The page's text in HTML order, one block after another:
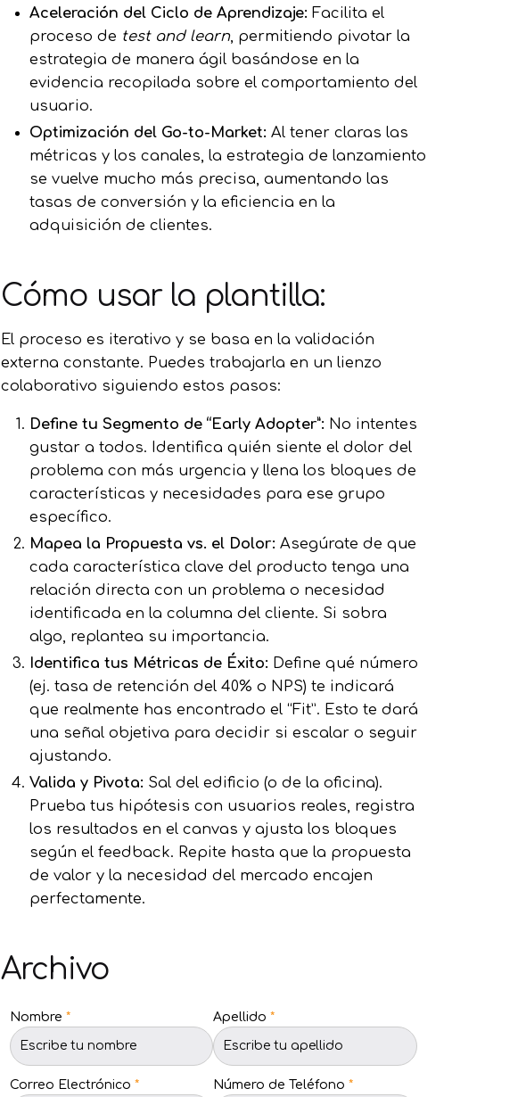
Aceleración del Ciclo de Aprendizaje: Facilita el
proceso de test and learn, permitiendo pivotar la
estrategia de manera ágil basándose en la
evidencia recopilada sobre el comportamiento del
usuario.
Optimización del Go-to-Market: Al tener claras las
métricas y los canales, la estrategia de lanzamiento
se vuelve mucho más precisa, aumentando las
tasas de conversión y la eficiencia en la
adquisición de clientes.
Cómo usar la plantilla:
El proceso es iterativo y se basa en la validación
externa constante. Puedes trabajarla en un lienzo
colaborativo siguiendo estos pasos:
Define tu Segmento de “Early Adopter”: No intentes
gustar a todos. Identifica quién siente el dolor del
problema con más urgencia y llena los bloques de
características y necesidades para ese grupo
específico.
Mapea la Propuesta vs. el Dolor: Asegúrate de que
cada característica clave del producto tenga una
relación directa con un problema o necesidad
identificada en la columna del cliente. Si sobra
algo, replantea su importancia.
Identifica tus Métricas de Éxito: Define qué número
(ej. tasa de retención del 40% o NPS) te indicará
que realmente has encontrado el “Fit”. Esto te dará
una señal objetiva para decidir si escalar o seguir
ajustando.
Valida y Pivota: Sal del edificio (o de la oficina).
Prueba tus hipótesis con usuarios reales, registra
los resultados en el canvas y ajusta los bloques
según el feedback. Repite hasta que la propuesta
de valor y la necesidad del mercado encajen
perfectamente.
Archivo
Nombre * Apellido*
Correo Electrónico * Número de Teléfono*